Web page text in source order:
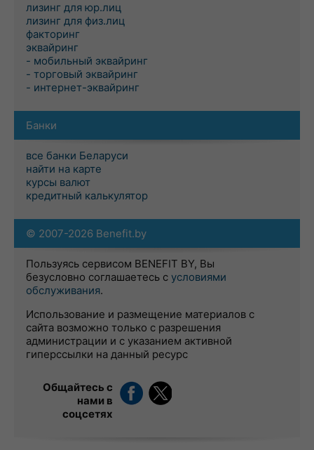
лизинг для юр.лиц
лизинг для физ.лиц
факторинг
эквайринг
- мобильный эквайринг
- торговый эквайринг
- интернет-эквайринг
Банки
все банки Беларуси
найти на карте
курсы валют
кредитный калькулятор
© 2007-2026 Benefit.by
Пользуясь сервисом BENEFIT BY, Вы
безусловно соглашаетесь с условиями
обслуживания.
Использование и размещение материалов с
сайта возможно только с разрешения
администрации и с указанием активной
гиперссылки на данный ресурс
Общайтесь с
нами в
соцсетях